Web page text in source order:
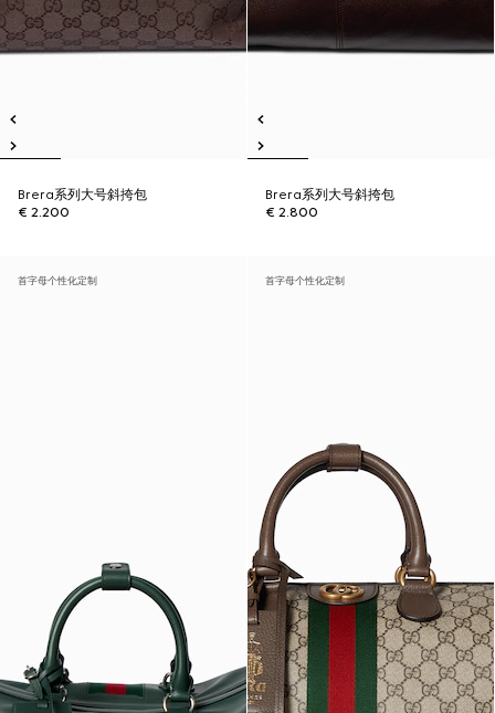
Brera系列大号斜挎包
€ 2.200
Brera系列大号斜挎包
€ 2.800
首字母个性化定制 首字母个性化定制